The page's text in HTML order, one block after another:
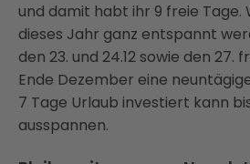
und damit habt ihr 9 freie Tage.
dieses Jahr ganz entspannt
den 23. und 24.12 sowie den 27.
Ende Dezember eine
7 Tage Urlaub investiert kann
ausspannen.